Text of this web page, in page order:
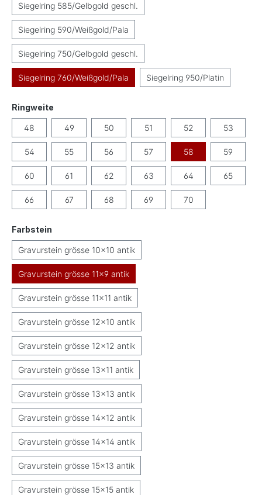
Siegelring 585/Gelbgold geschl.
Siegelring 590/Weißgold/Pala
Siegelring 750/Gelbgold geschl.
Siegelring 760/Weißgold/Pala Siegelring 950/Platin
Ringweite
48 49 50 51 52 53
54 55 56 57 58 59
60 61 62 63 64 65
66 67 68 69 70
Farbstein
Gravurstein grösse 10x10 antik
Gravurstein grösse 11x9 antik
Gravurstein grösse 11x11 antik
Gravurstein grösse 12x10 antik
Gravurstein grösse 12x12 antik
Gravurstein grösse 13x11 antik
Gravurstein grösse 13x13 antik
Gravurstein grösse 14x12 antik
Gravurstein grösse 14x14 antik
Gravurstein grösse 15x13 antik
Gravurstein grösse 15x15 antik